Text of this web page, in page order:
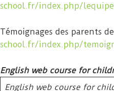
school.fr/index.php/
Témoignages des parents
school.fr/index.php/
English web course for
English web course for